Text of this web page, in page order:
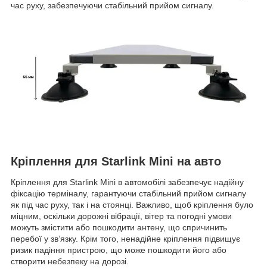
час руху, забезпечуючи стабільний прийом сигналу.
Кріплення для Starlink Mini на авто
Кріплення для Starlink Mini в автомобілі забезпечує надійну
фіксацію терміналу, гарантуючи стабільний прийом сигналу
як під час руху, так і на стоянці. Важливо, щоб кріплення було
міцним, оскільки дорожні вібрації, вітер та погодні умови
можуть змістити або пошкодити антену, що спричинить
перебої у зв’язку. Крім того, ненадійне кріплення підвищує
ризик падіння пристрою, що може пошкодити його або
створити небезпеку на дорозі.